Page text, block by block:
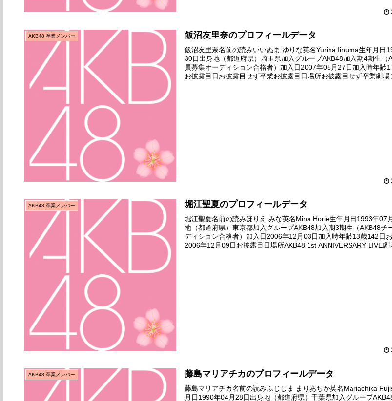
AKB48 卒業メンバー 飯沼友里奈のプロフィールデータ
飯沼友里奈名前の読みいいぬま ゆりな英名Yurina Iinuma生年月日
30日出身地（都道府県）埼玉県加入グループAKB48加入期4期生（
員募集オーディション合格者）加入日2007年05月27日加入時年齢
お披露目日お披露目せず卒業お披露目日場所お披露目せず卒業劇場
AKB48 卒業メンバー 堀江聖夏のプロフィールデータ
堀江聖夏名前の読みほりえ みな英名Mina Horie生年月日1993年07
地（都道府県）東京都加入グループAKB48加入期3期生（AKB48チ
ディション合格者）加入日2006年12月03日加入時年齢13歳142日
2006年12月09日お披露目日場所AKB48 1st ANNIVERSARY LIVE劇
AKB48 卒業メンバー 藤島マリアチカのプロフィールデータ
藤島マリアチカ名前の読みふじしま まりあちか英名Mariachika
月日1990年04月28日出身地（都道府県）千葉県加入グループ